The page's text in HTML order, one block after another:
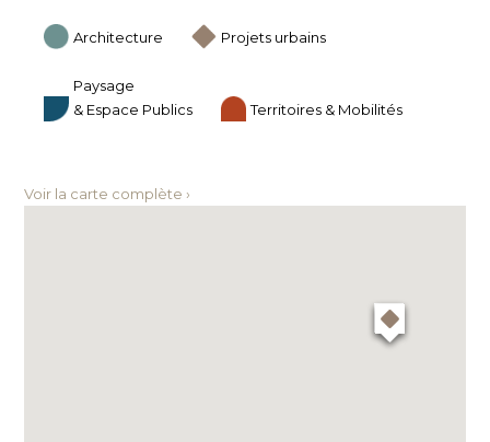
Architecture Projets urbains
Paysage
& Espace Publics
Territoires & Mobilités
Voir la carte complète ›